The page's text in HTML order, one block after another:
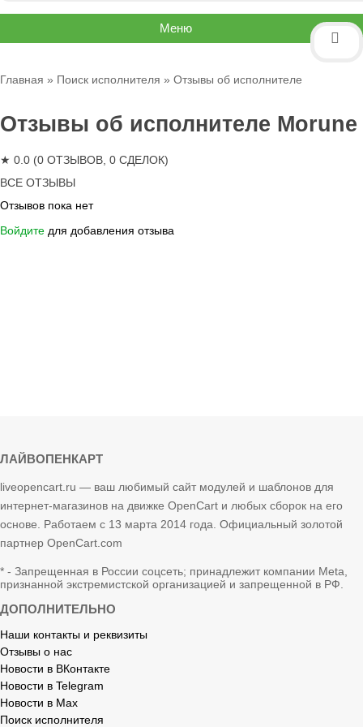
Меню
Главная » Поиск исполнителя » Отзывы об исполнителе
Отзывы об исполнителе Morune
★ 0.0 (0 ОТЗЫВОВ, 0 СДЕЛОК)
ВСЕ ОТЗЫВЫ
Отзывов пока нет
Войдите для добавления отзыва
ЛАЙВОПЕНКАРТ
liveopencart.ru — ваш любимый сайт модулей и шаблонов для
интернет-магазинов на движке OpenCart и любых сборок на его
основе. Работаем с 13 марта 2014 года. Официальный золотой
партнер OpenCart.com
* - Запрещенная в России соцсеть; принадлежит компании Meta,
признанной экстремистской организацией и запрещенной в РФ.
ДОПОЛНИТЕЛЬНО
Наши контакты и реквизиты
Отзывы о нас
Новости в ВКонтакте
Новости в Telegram
Новости в Max
Поиск исполнителя